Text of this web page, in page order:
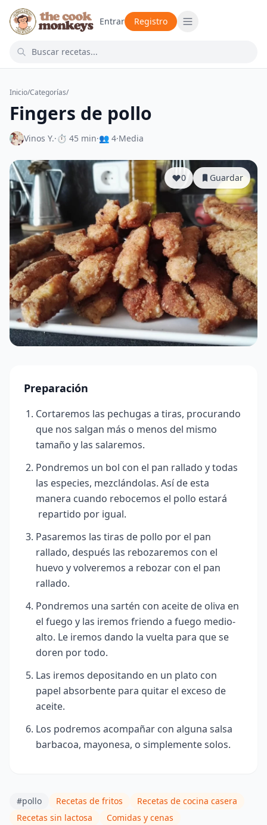
Entrar Registro
Inicio/Categorías/
Fingers de pollo
Vinos Y.·⏱ 45 min·👥 4·Media
0 Guardar
Preparación
Cortaremos las pechugas a tiras, procurando
que nos salgan más o menos del mismo
tamaño y las salaremos.
Pondremos un bol con el pan rallado y todas
las especies, mezclándolas. Así de esta
manera cuando rebocemos el pollo estará
repartido por igual.
Pasaremos las tiras de pollo por el pan
rallado, después las rebozaremos con el
huevo y volveremos a rebozar con el pan
rallado.
Pondremos una sartén con aceite de oliva en
el fuego y las iremos friendo a fuego medio-
alto. Le iremos dando la vuelta para que se
doren por todo.
Las iremos depositando en un plato con
papel absorbente para quitar el exceso de
aceite.
Los podremos acompañar con alguna salsa
barbacoa, mayonesa, o simplemente solos.
#pollo Recetas de fritos
Recetas de cocina casera
Recetas sin lactosa
Comidas y cenas